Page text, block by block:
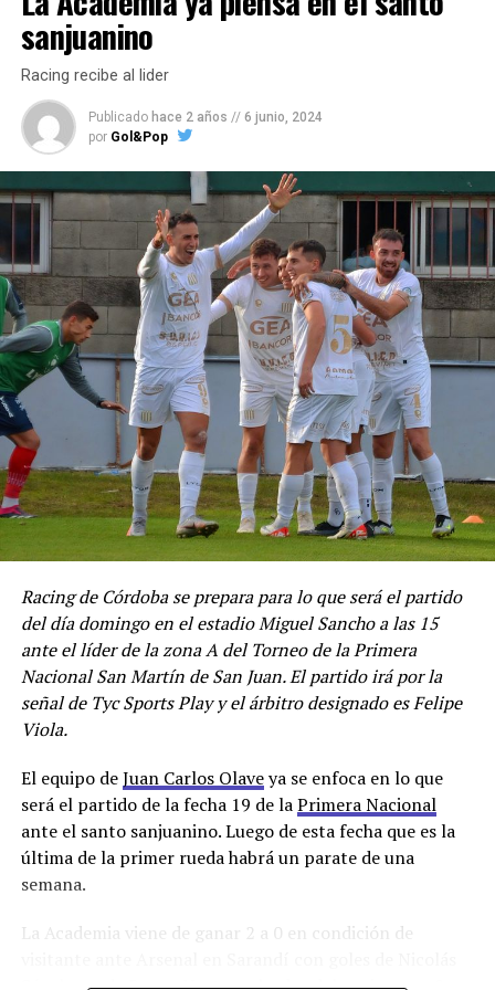
sanjuanino
Racing recibe al lider
Publicado hace 2 años // 6 junio, 2024
por Gol&Pop
Racing de Córdoba se prepara para lo que será el partido
del día domingo en el estadio Miguel Sancho a las 15
ante el líder de la zona A del Torneo de la Primera
Nacional San Martín de San Juan. El partido irá por la
señal de Tyc Sports Play y el árbitro designado es Felipe
Viola.
El equipo deJuan Carlos Olaveya se enfoca en lo que
será el partido de la fecha 19 de laPrimera Nacional
ante el santo sanjuanino. Luego de esta fecha que es la
última de la primer rueda habrá un parate de una
semana.
La Academia viene de ganar 2 a 0 en condición de